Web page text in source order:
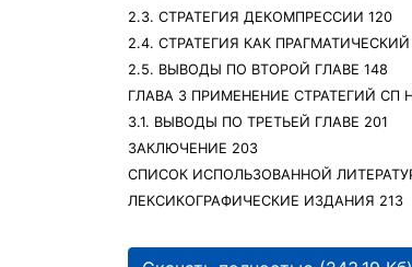
2.3. СТРАТЕГИЯ ДЕКОМПРЕССИИ 120
2.4. СТРАТЕГИЯ КАК
2.5. ВЫВОДЫ ПО ВТОРОЙ ГЛАВЕ 148
ГЛАВА 3 ПРИМЕНЕНИЕ СТРАТЕГИЙ СП
3.1. ВЫВОДЫ ПО ТРЕТЬЕЙ ГЛАВЕ 201
ЗАКЛЮЧЕНИЕ 203
СПИСОК ИСПОЛЬЗОВАННОЙ
ЛЕКСИКОГРАФИЧЕСКИЕ ИЗДАНИЯ 213